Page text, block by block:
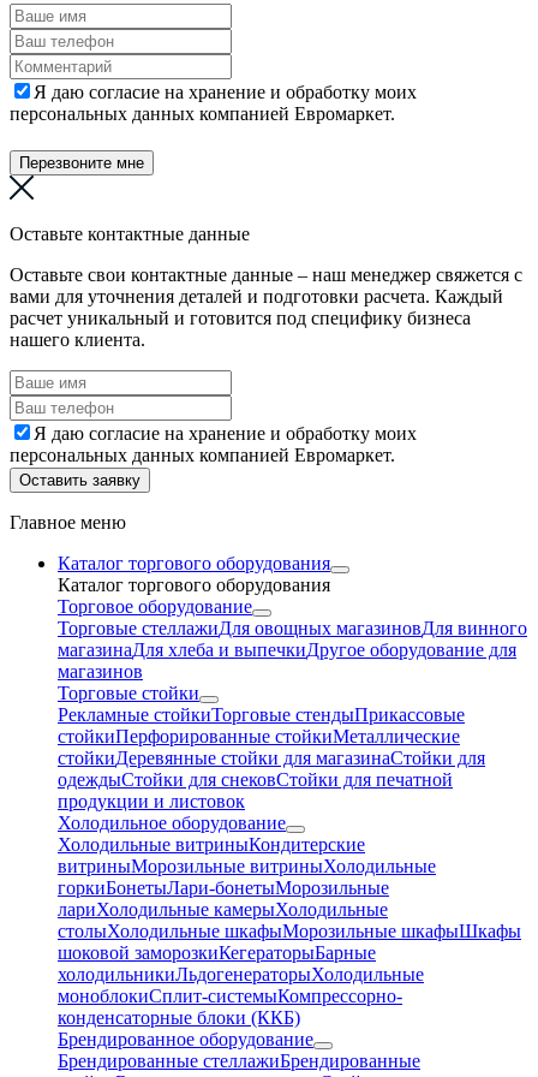
Я даю согласие на хранение и обработку моих
персональных данных компанией Евромаркет.
Перезвоните мне
Оставьте контактные данные
Оставьте свои контактные данные – наш менеджер свяжется с
вами для уточнения деталей и подготовки расчета. Каждый
расчет уникальный и готовится под специфику бизнеса
нашего клиента.
Я даю согласие на хранение и обработку моих
персональных данных компанией Евромаркет.
Оставить заявку
Главное меню
Каталог торгового оборудования
Каталог торгового оборудования
Торговое оборудование
Торговые стеллажиДля овощных магазиновДля винного
магазинаДля хлеба и выпечкиДругое оборудование для
магазинов
Торговые стойки
Рекламные стойкиТорговые стендыПрикассовые
стойкиПерфорированные стойкиМеталлические
стойкиДеревянные стойки для магазинаСтойки для
одеждыСтойки для снековСтойки для печатной
продукции и листовок
Холодильное оборудование
Холодильные витриныКондитерские
витриныМорозильные витриныХолодильные
горкиБонетыЛари-бонетыМорозильные
лариХолодильные камерыХолодильные
столыХолодильные шкафыМорозильные шкафыШкафы
шоковой заморозкиКегераторыБарные
холодильникиЛьдогенераторыХолодильные
моноблокиСплит-системыКомпрессорно-
конденсаторные блоки (ККБ)
Брендированное оборудование
Брендированные стеллажиБрендированные